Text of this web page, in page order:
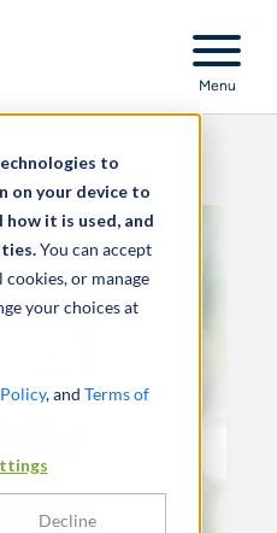
to
on your device to
it is used, and
You can accept
or manage
your choices at
, and Terms of
Decline
Menu